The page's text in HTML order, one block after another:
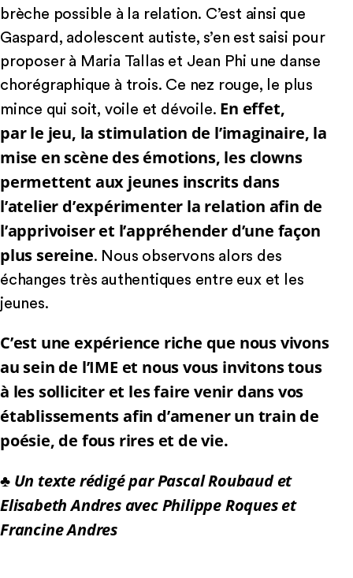
brèche possible à la relation. C’est ainsi que
Gaspard, adolescent autiste, s’en est saisi pour
proposer à Maria Tallas et Jean Phi une danse
chorégraphique à trois. Ce nez rouge, le plus
mince qui soit, voile et dévoile. En effet,
par le jeu, la stimulation de l’imaginaire, la
mise en scène des émotions, les clowns
permettent aux jeunes inscrits dans
l’atelier d’expérimenter la relation afin de
l’apprivoiser et l’appréhender d’une façon
plus sereine. Nous observons alors des
échanges très authentiques entre eux et les
jeunes.
C’est une expérience riche que nous vivons
au sein de l’IME et nous vous invitons tous
à les solliciter et les faire venir dans vos
établissements afin d’amener un train de
poésie, de fous rires et de vie.
♣ Un texte rédigé par Pascal Roubaud et
Elisabeth Andres avec Philippe Roques et
Francine Andres